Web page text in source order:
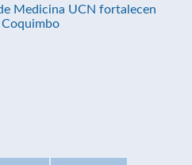
Medicina UCN fortalecen
Coquimbo